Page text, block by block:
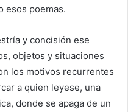
esos poemas.
y concisión ese
objetos y situaciones
los motivos recurrentes
a quien leyese, una
donde se apaga de un